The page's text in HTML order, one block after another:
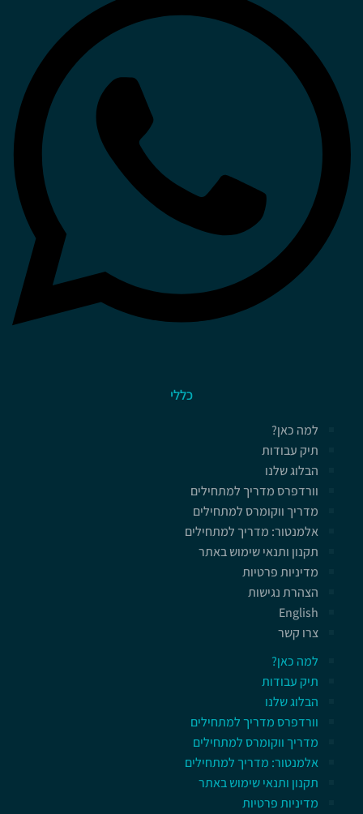
כללי
למה כאן?
תיק עבודות
הבלוג שלנו
וורדפרס מדריך למתחילים
מדריך ווקומרס למתחילים
אלמנטור: מדריך למתחילים
תקנון ותנאי שימוש באתר
מדיניות פרטיות
הצהרת נגישות
English
צרו קשר
למה כאן?
תיק עבודות
הבלוג שלנו
וורדפרס מדריך למתחילים
מדריך ווקומרס למתחילים
אלמנטור: מדריך למתחילים
תקנון ותנאי שימוש באתר
מדיניות פרטיות